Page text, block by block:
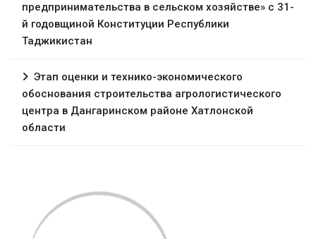
предпринимательства в сельском хозяйстве» с 31-
й годовщиной Конституции Республики
Таджикистан
Этап оценки и технико-экономического
обоснования строительства агрологистического
центра в Дангаринском районе Хатлонской
области